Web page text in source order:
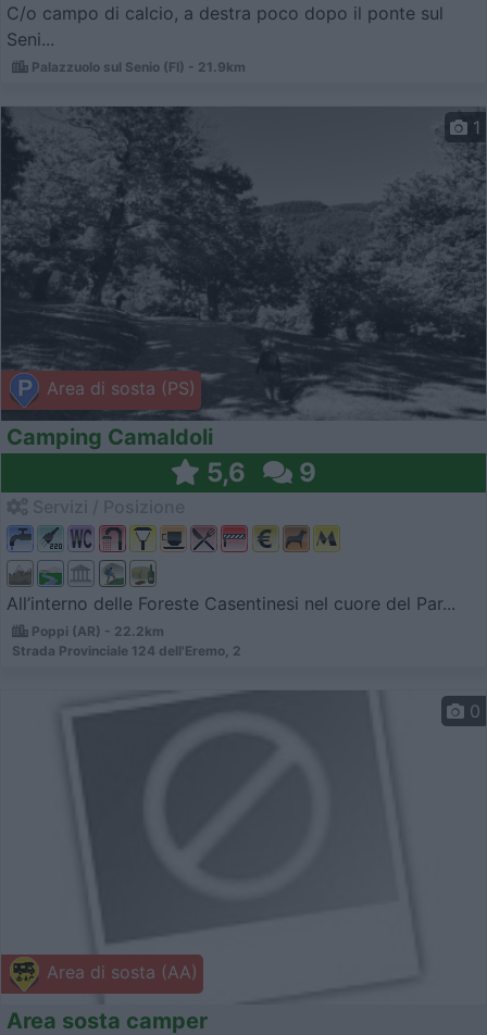
C/o campo di calcio, a destra poco dopo il ponte sul
Seni...
Palazzuolo sul Senio (FI) - 21.9km
Area di sosta (PS)
1
Camping Camaldoli
5,6 9
All’interno delle Foreste Casentinesi nel cuore del Par...
Poppi (AR) - 22.2km
Strada Provinciale 124 dell'Eremo, 2
Area di sosta (AA)
0
Area sosta camper